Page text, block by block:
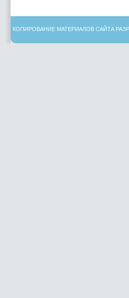
КОПИРОВАНИЕ МАТЕРИАЛОВ САЙТА